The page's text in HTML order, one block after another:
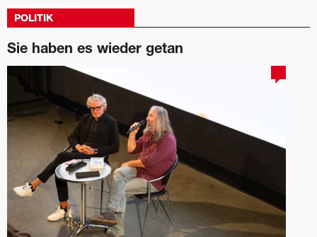
POLITIK
Sie haben es wieder getan